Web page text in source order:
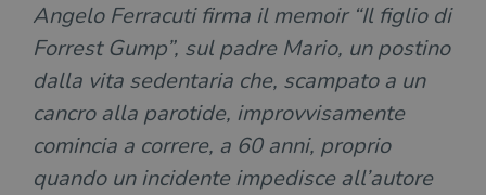
Angelo Ferracuti firma il memoir “Il figlio di
Forrest Gump”, sul padre Mario, un postino
dalla vita sedentaria che, scampato a un
cancro alla parotide, improvvisamente
comincia a correre, a 60 anni, proprio
quando un incidente impedisce all’autore